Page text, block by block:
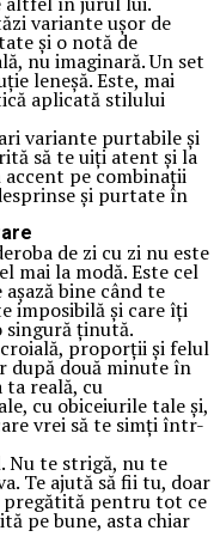
variante ușor de
și o notă de
nu imaginară. Un set
leneșă. Este, mai
aplicată stilului
variante purtabile și
să te uiți atent și la
accent pe combinații
și purtate în
de zi cu zi nu este
mai la modă. Este cel
bine când te
imposibilă și care îți
singură ținută.
proporții și felul
după două minute în
reală, cu
cu obiceiurile tale și,
vrei să te simți într-
Nu te strigă, nu te
Te ajută să fii tu, doar
pregătită pentru tot ce
pe bune, asta chiar